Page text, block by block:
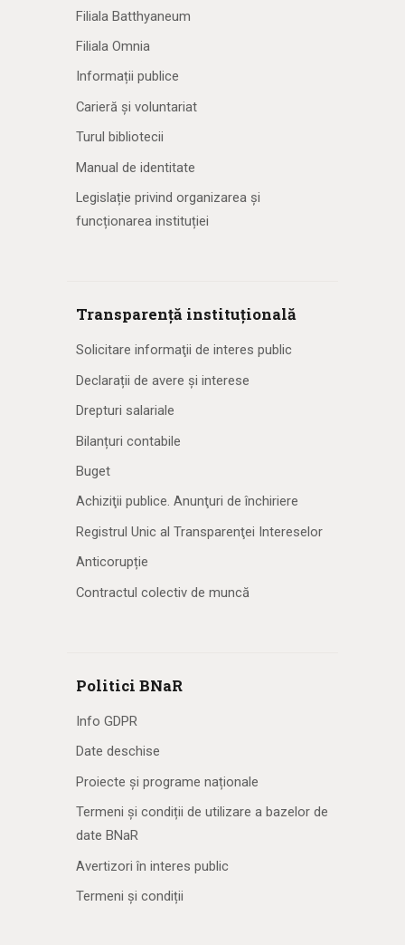
Filiala Batthyaneum
Filiala Omnia
Informații publice
Carieră și voluntariat
Turul bibliotecii
Manual de identitate
Legislație privind organizarea și
funcționarea instituției
Transparență instituțională
Solicitare informaţii de interes public
Declarații de avere și interese
Drepturi salariale
Bilanțuri contabile
Buget
Achiziţii publice. Anunţuri de închiriere
Registrul Unic al Transparenţei Intereselor
Anticorupție
Contractul colectiv de muncă
Politici BNaR
Info GDPR
Date deschise
Proiecte și programe naționale
Termeni și condiții de utilizare a bazelor de
date BNaR
Avertizori în interes public
Termeni și condiții